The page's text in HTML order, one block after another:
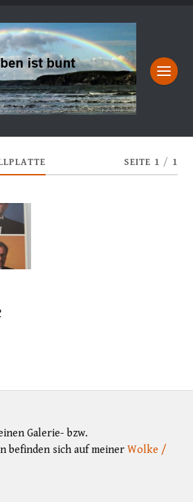
SEITE 1 / 1
Galerie- bzw.
befinden sich auf meinerWolke /